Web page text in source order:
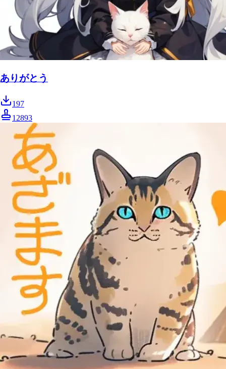
ありがとう
197
12893